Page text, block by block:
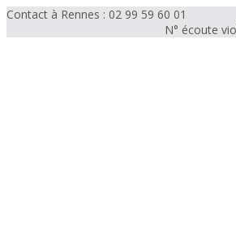
Contact à Rennes : 02 99 59 60 01
N° écoute